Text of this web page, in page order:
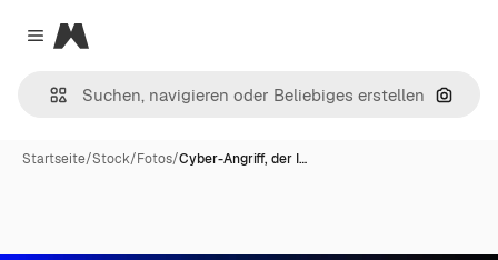
Close menu
Magnific
Nach
Startseite/Stock/Fotos/Cyber-Angriff, der I…